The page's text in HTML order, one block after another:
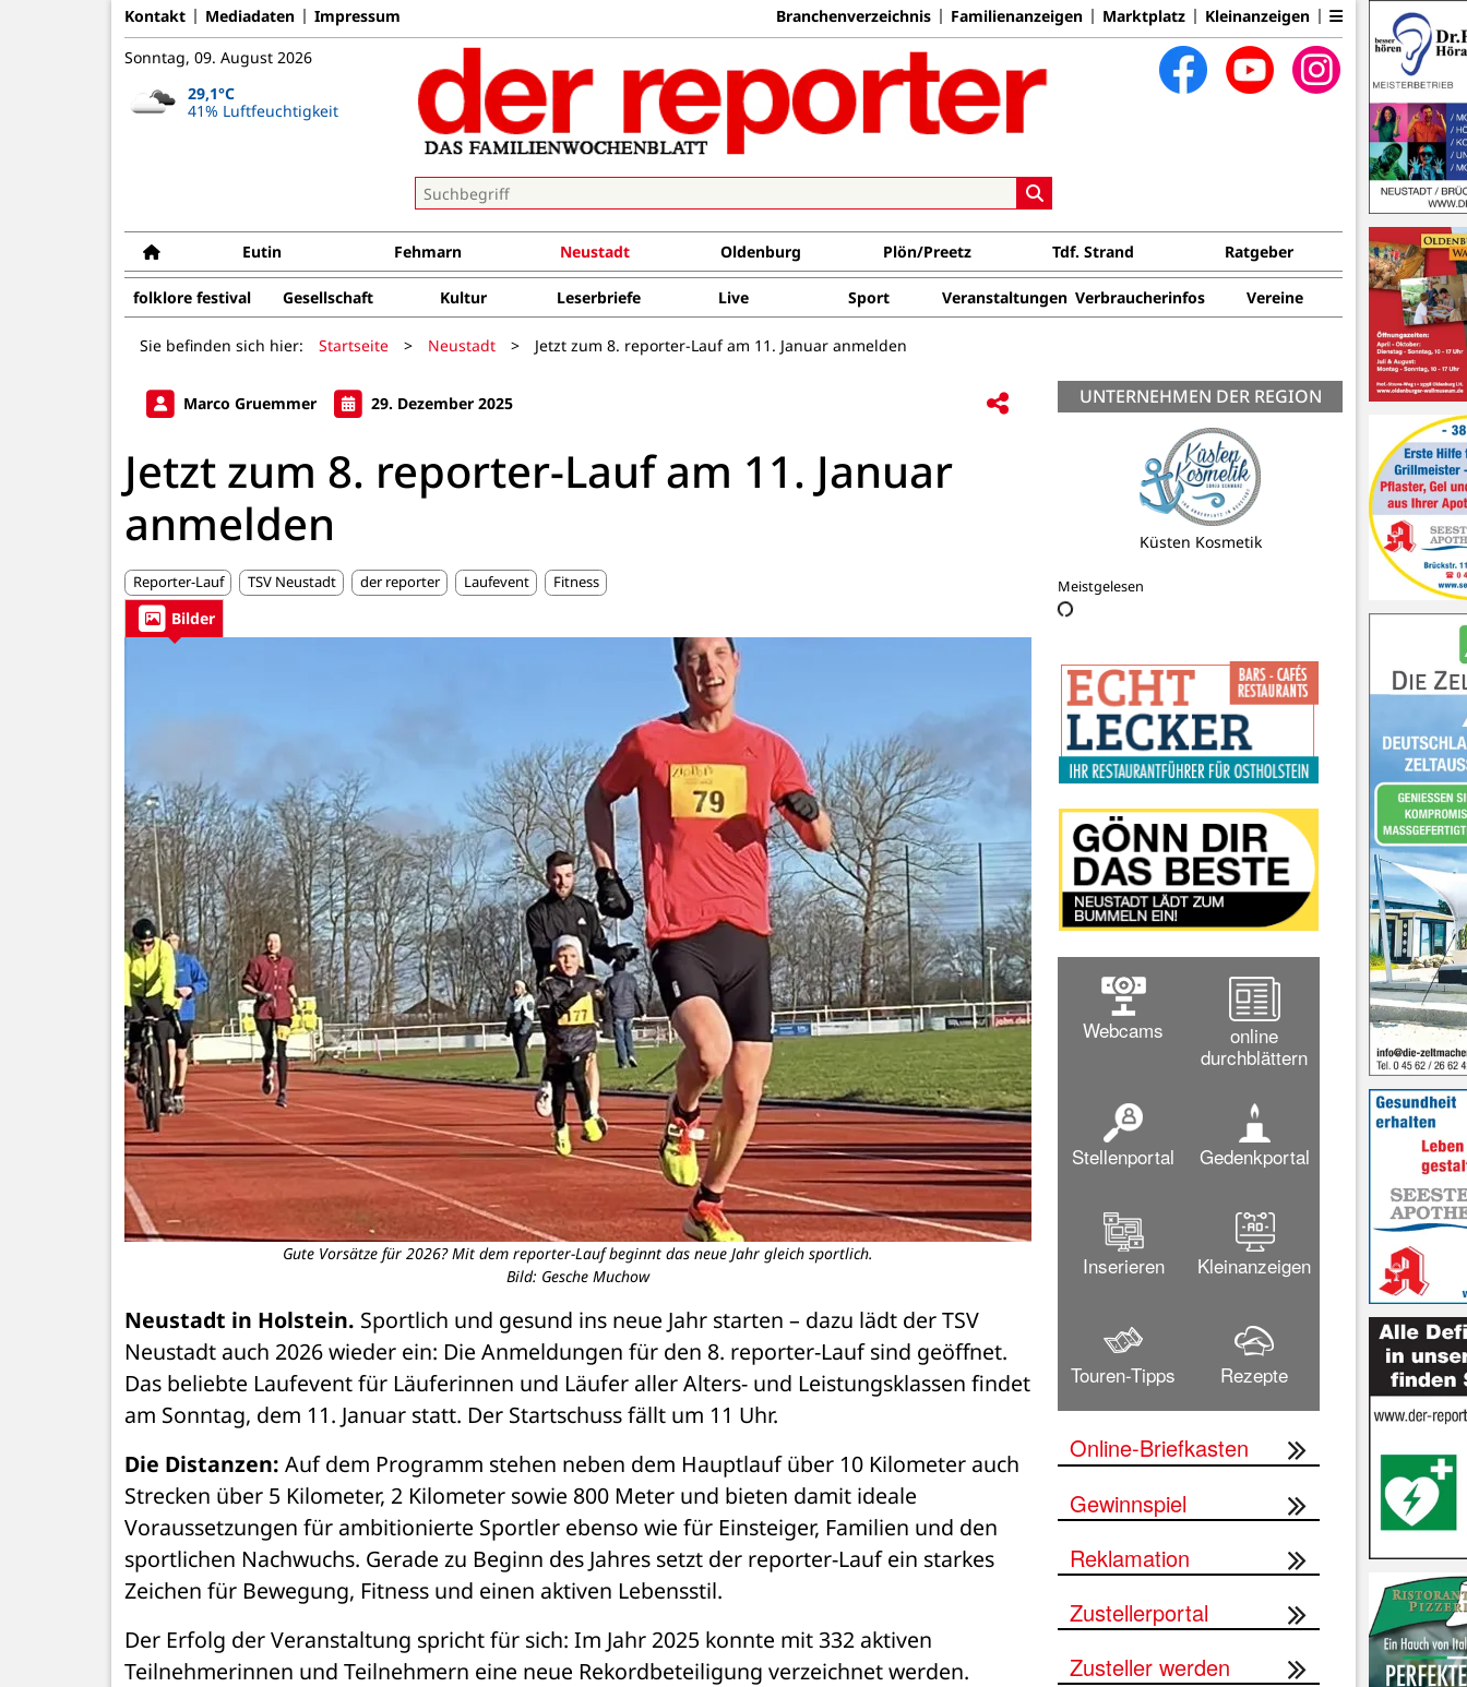
Kontakt Mediadaten Impressum Branchenverzeichnis Familienanzeigen Marktplatz Kleinanzeigen
Sonntag, 09. August 2026
29,1°C
41% Luftfeuchtigkeit
Eutin Fehmarn Neustadt Oldenburg Plön/Preetz Tdf. Strand Ratgeber
folklore festival Gesellschaft Kultur Leserbriefe Live Sport Veranstaltungen Verbraucherinfos Vereine
Sie befinden sich hier: Startseite > Neustadt > Jetzt zum 8. reporter-Lauf am 11. Januar anmelden
Marco Gruemmer 29. Dezember 2025
Jetzt zum 8. reporter-Lauf am 11. Januar
anmelden
Reporter-Lauf TSV Neustadt der reporter Laufevent Fitness
Bilder
Gute Vorsätze für 2026? Mit dem reporter-Lauf beginnt das neue Jahr gleich sportlich.
Bild: Gesche Muchow
Neustadt in Holstein. Sportlich und gesund ins neue Jahr starten – dazu lädt der TSV
Neustadt auch 2026 wieder ein: Die Anmeldungen für den 8. reporter-Lauf sind geöffnet.
Das beliebte Laufevent für Läuferinnen und Läufer aller Alters- und Leistungsklassen findet
am Sonntag, dem 11. Januar statt. Der Startschuss fällt um 11 Uhr.
Die Distanzen: Auf dem Programm stehen neben dem Hauptlauf über 10 Kilometer auch
Strecken über 5 Kilometer, 2 Kilometer sowie 800 Meter und bieten damit ideale
Voraussetzungen für ambitionierte Sportler ebenso wie für Einsteiger, Familien und den
sportlichen Nachwuchs. Gerade zu Beginn des Jahres setzt der reporter-Lauf ein starkes
Zeichen für Bewegung, Fitness und einen aktiven Lebensstil.
Der Erfolg der Veranstaltung spricht für sich: Im Jahr 2025 konnte mit 332 aktiven
Teilnehmerinnen und Teilnehmern eine neue Rekordbeteiligung verzeichnet werden.
UNTERNEHMEN DER REGION
AED Partner
Meistgelesen
Webcams
online
durchblättern
Stellenportal Gedenkportal
Inserieren Kleinanzeigen
Touren-Tipps Rezepte
Online-Briefkasten
Gewinnspiel
Reklamation
Zustellerportal
Zusteller werden